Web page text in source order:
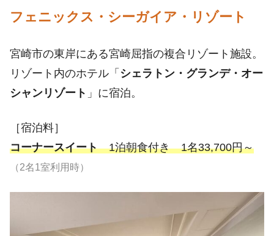
フェニックス・シーガイア・リゾート
宮崎市の東岸にある宮崎屈指の複合リゾート施設。
リゾート内のホテル「 シェラトン・グランデ・オー
シャンリゾート 」に宿泊。
［宿泊料］
コーナースイート1泊朝食付き 1名33,700円～
（2名1室利用時）